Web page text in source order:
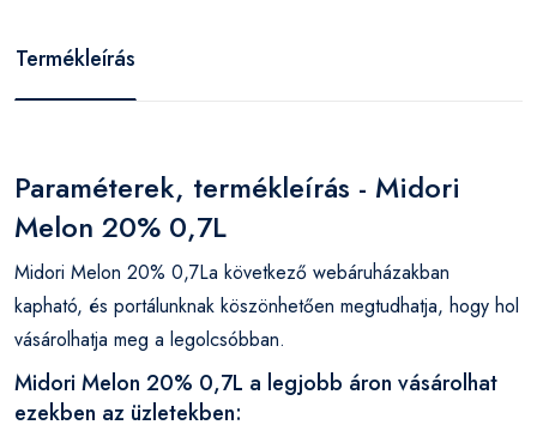
Termékleírás
Paraméterek, termékleírás - Midori
Melon 20% 0,7L
Midori Melon 20% 0,7La következő webáruházakban
kapható, és portálunknak köszönhetően megtudhatja, hogy hol
vásárolhatja meg a legolcsóbban.
Midori Melon 20% 0,7L a legjobb áron vásárolhat
ezekben az üzletekben: